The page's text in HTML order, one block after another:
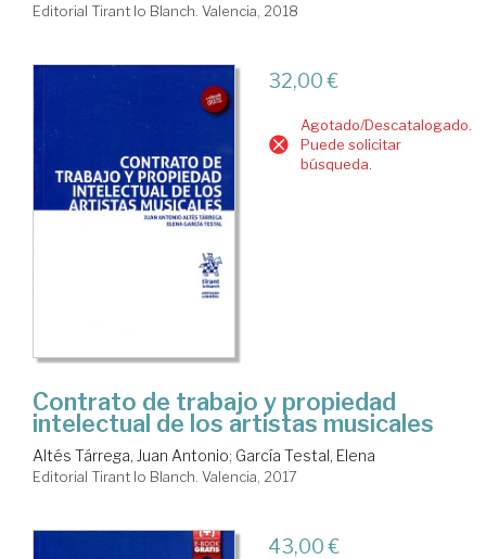
Editorial Tirant lo Blanch. Valencia, 2018
32,00 €
Agotado/Descatalogado.
Puede solicitar
búsqueda.
Contrato de trabajo y propiedad
intelectual de los artistas musicales
Altés Tárrega, Juan Antonio; García Testal, Elena
Editorial Tirant lo Blanch. Valencia, 2017
43,00 €